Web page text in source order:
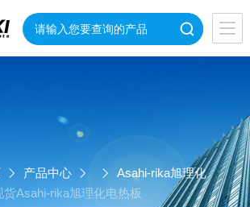
产品中心
Asahi-rika旭理化
Asahi-rika旭理化电热板